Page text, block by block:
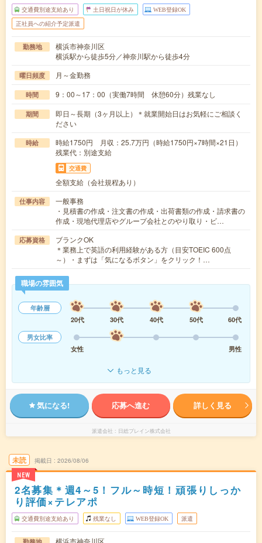
交通費別途支給あり 土日祝日が休み WEB登録OK
正社員への紹介予定派遣
勤務地
横浜市神奈川区
横浜駅から徒歩5分／神奈川駅から徒歩4分
曜日頻度 月～金勤務
時間 9：00～17：00（実働7時間 休憩60分）残業なし
期間
即日～長期（3ヶ月以上）＊就業開始日はお気軽にご相談く
ださい
時給
時給1750円 月収：25.7万円（時給1750円×7時間×21日）
残業代：別途支給
交通費
全額支給（会社規程あり）
仕事内容
一般事務
・見積書の作成・注文書の作成・出荷書類の作成・請求書の
作成・現地代理店やグループ会社とのやり取り・ビ…
応募資格
ブランクOK
＊業務上で英語の利用経験がある方（目安TOEIC 600点
～）・まずは「気になるボタン」をクリック！…
職場の雰囲気
年齢層
20代
30代 40代 50代
60代
男女比率
女性
男性
もっと見る
気になる! 応募へ進む 詳しく見る
派遣会社 日総ブレイン株式会社
未読
NEW
掲載日 2026/08/06
2名募集＊週4～5！フル～時短！頑張りしっか
り評価×テレアポ
交通費別途支給あり 残業なし WEB登録OK 派遣
横浜市神奈川区